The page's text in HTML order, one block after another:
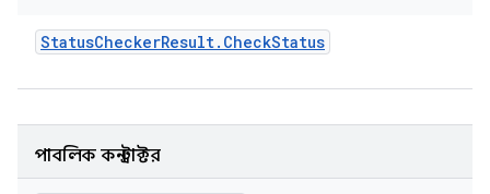
StatusCheckerResult. CheckStatus
পাবলিক কনস্ট্রাক্টর